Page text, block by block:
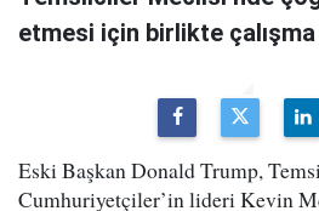
etmesi için birlikte
Eski Başkan Donald Trump,
Cumhuriyetçiler’in lideri Kevin